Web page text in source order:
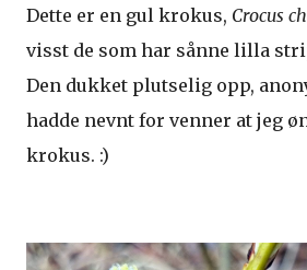
Dette er en gul krokus, Crocus
visst de som har sånne lilla
Den dukket plutselig opp,
hadde nevnt for venner at jeg
krokus. :)